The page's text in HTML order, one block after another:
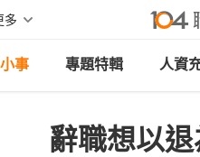
多
事 專題特輯 人資
辭職想以